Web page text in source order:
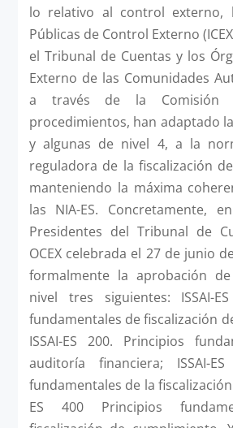
lo relativo al control externo,
Públicas de Control Externo
el Tribunal de Cuentas y los
Externo de las Comunidades
a través de la Comisión
procedimientos, han adaptado
y algunas de nivel 4, a la
reguladora de la fiscalización
manteniendo la máxima
las NIA-ES. Concretamente,
Presidentes del Tribunal de
OCEX celebrada el 27 de junio
formalmente la aprobación de
nivel tres siguientes: ISSAI-
fundamentales de fiscalización
ISSAI-ES 200. Principios
auditoría financiera; ISSAI-
fundamentales de la
ES 400 Principios